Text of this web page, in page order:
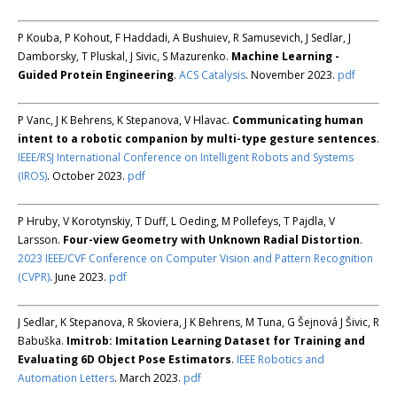
P Kouba, P Kohout, F Haddadi, A Bushuiev, R Samusevich, J Sedlar, J
Damborsky, T Pluskal, J Sivic, S Mazurenko. Machine Learning -
Guided Protein Engineering. ACS Catalysis. November 2023. pdf
P Vanc, J K Behrens, K Stepanova, V Hlavac. Communicating human
intent to a robotic companion by multi-type gesture sentences.
IEEE/RSJ International Conference on Intelligent Robots and Systems
(IROS). October 2023. pdf
P Hruby, V Korotynskiy, T Duff, L Oeding, M Pollefeys, T Pajdla, V
Larsson. Four-view Geometry with Unknown Radial Distortion.
2023 IEEE/CVF Conference on Computer Vision and Pattern Recognition
(CVPR). June 2023. pdf
J Sedlar, K Stepanova, R Skoviera, J K Behrens, M Tuna, G Šejnová J Šivic, R
Babuška. Imitrob: Imitation Learning Dataset for Training and
Evaluating 6D Object Pose Estimators. IEEE Robotics and
Automation Letters. March 2023. pdf